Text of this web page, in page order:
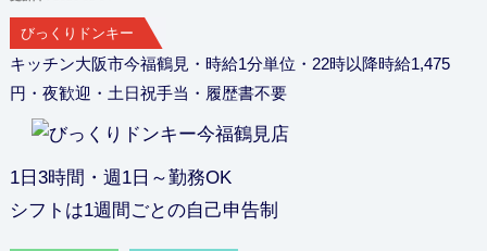
びっくりドンキー
キッチン大阪市今福鶴見・時給1分単位・22時以降時給1,475
円・夜歓迎・土日祝手当・履歴書不要
1日3時間・週1日～勤務OK
シフトは1週間ごとの自己申告制